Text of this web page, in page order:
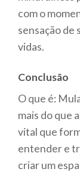
com o
sensação de
vidas.
Conclusão
O que é:
mais do que
vital que
entender e
criar um